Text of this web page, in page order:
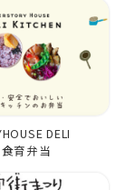
DELI
育弁当